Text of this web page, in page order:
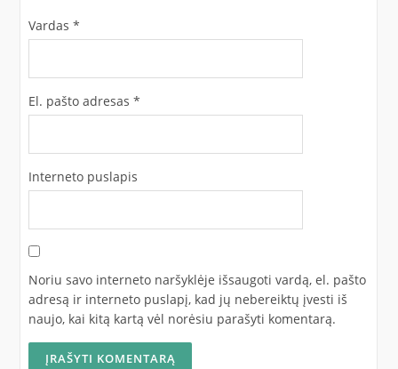
Vardas *
El. pašto adresas *
Interneto puslapis
Noriu savo interneto naršyklėje išsaugoti vardą, el. pašto
adresą ir interneto puslapį, kad jų nebereiktų įvesti iš
naujo, kai kitą kartą vėl norėsiu parašyti komentarą.